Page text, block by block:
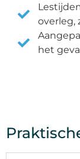
overleg,
het